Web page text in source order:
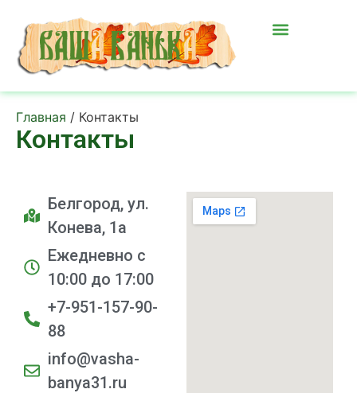
Главная / Контакты
Контакты
Белгород, ул.
Конева, 1а
Ежедневно с
10:00 до 17:00
+7-951-157-90-
88
info@vasha-
banya31.ru